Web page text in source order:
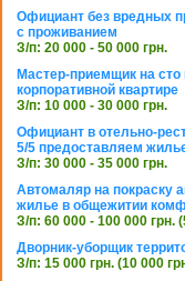
Официант без вредных
с проживанием
З/п: 20 000 - 50 000 грн.
Мастер-приемщик на
корпоративной квартире
З/п: 10 000 - 30 000 грн.
Официант в отельно-
5/5 предоставляем
З/п: 30 000 - 35 000 грн.
Автомаляр на покраску
жилье в общежитии
З/п: 60 000 - 100 000
Дворник-уборщик
З/п: 15 000 грн. (10 000